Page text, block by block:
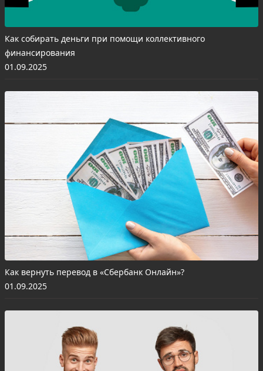
Как собирать деньги при помощи коллективного
финансирования
01.09.2025
Как вернуть перевод в «Сбербанк Онлайн»?
01.09.2025